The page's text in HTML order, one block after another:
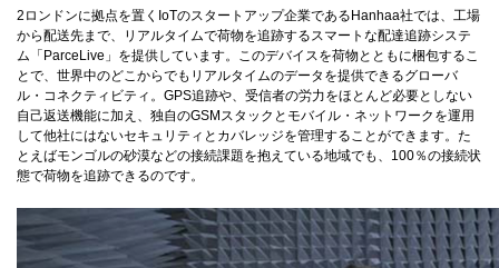
2ロンドンに拠点を置くIoTのスタートアップ企業であるHanhaa社では、工場
から配送先まで、リアルタイムで荷物を追跡するスマートな配達追跡システ
ム「ParceLive」を提供しています。このデバイスを荷物とともに梱包するこ
とで、世界中のどこからでもリアルタイムのデータを提供できるグローバ
ル・コネクティビティ。GPS追跡や、受信者の労力をほとんど必要としない
自己返送機能に加え、独自のGSMスタックとモバイル・ネットワークを運用
して他社にはないセキュリティとカバレッジを管理することができます。た
とえばモンゴルの砂漠などの接続課題を抱えている地域でも、100％の接続状
態で荷物を追跡できるのです。